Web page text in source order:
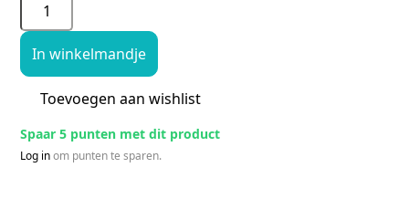
In winkelmandje
Toevoegen aan wishlist
Spaar 5 punten met dit product
Log inom punten te sparen.